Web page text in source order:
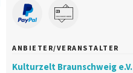
ANBIETER/VERANSTALTER
Kulturzelt Braunschweig e.V.